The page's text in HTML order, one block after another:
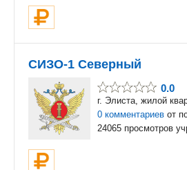
СИЗО-1 Северный
0.0
г. Элиста, жилой
0 комментариев от
24065 просмотров